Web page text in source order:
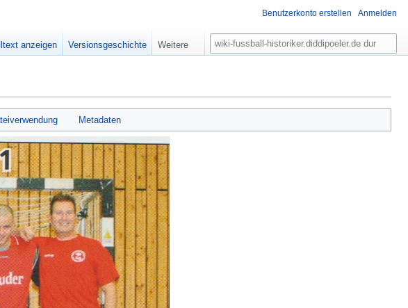
Metadaten
Benutzerkonto erstellen Anmelden
anzeigen Versionsgeschichte Weitere
S
u
e